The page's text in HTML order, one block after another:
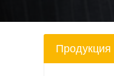
Продукция